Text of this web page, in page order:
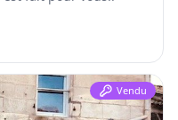
Vendu